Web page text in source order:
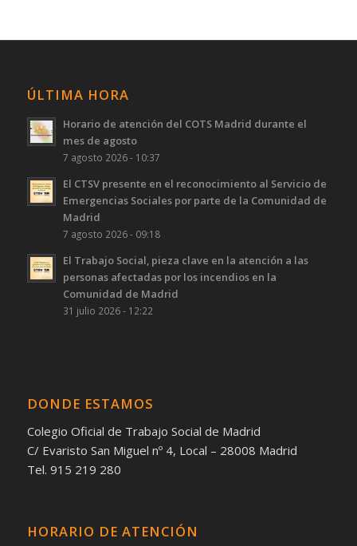
ÚLTIMA HORA
Horario de atención del COTS Madrid durante el
mes de agosto
7 agosto 2026 - 10:37
El CTSV presente en el reconocimiento al Servicio de
Emergencias Sociales por parte de la Comunidad de
Madrid
7 agosto 2026 - 09:18
El Trabajo Social, pieza clave en la atención a las
personas afectadas por los incendios en la
Comunidad de Madrid
31 julio 2026 - 12:22
DONDE ESTAMOS
Colegio Oficial de Trabajo Social de Madrid
C/ Evaristo San Miguel nº 4, Local – 28008 Madrid
Tel. 915 219 280
HORARIO DE ATENCIÓN